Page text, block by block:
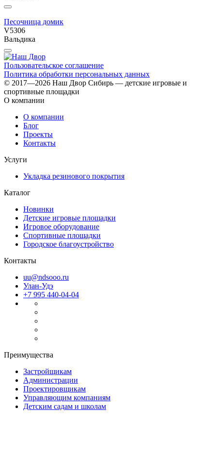
Песочница домик
V5306
Вальдика
Пользовательское соглашение
Политика обработки персональных данных
© 2017—2026 Наш Двор Сибирь — детские игровые и
спортивные площадки
О компании
О компании
Блог
Проекты
Контакты
Услуги
Укладка резинового покрытия
Каталог
Новинки
Детские игровые площадки
Игровое оборудование
Спортивные площадки
Городское благоустройство
Контакты
uu@ndsooo.ru
Улан-Удэ
+7 995 440-04-04
Преимущества
Застройщикам
Администрации
Проектировщикам
Управляющим компаниям
Детским садам и школам